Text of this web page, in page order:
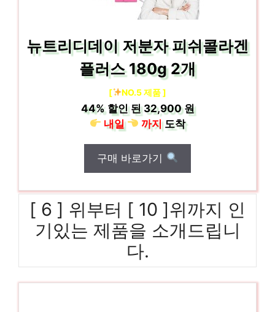
뉴트리디데이 저분자 피쉬콜라겐
플러스 180g 2개
[ NO.5 제품 ]
44%할인 된32,900 원
내일
까지도착
구매 바로가기
[ 6 ] 위부터 [ 10 ]위까지 인
기있는 제품을 소개드립니
다.